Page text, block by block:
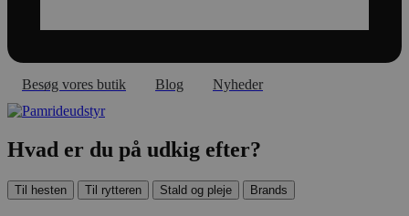
Besøg vores butik Blog Nyheder
Hvad er du på udkig efter?
Til hesten Til rytteren Stald og pleje Brands